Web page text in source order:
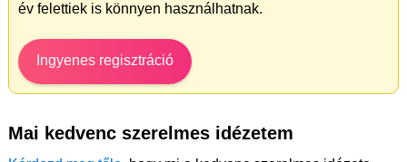
év felettiek is könnyen használhatnak.
Ingyenes regisztráció
Mai kedvenc szerelmes idézetem